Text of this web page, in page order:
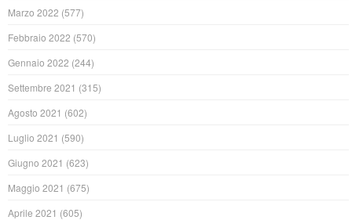
Marzo 2022 (577)
Febbraio 2022 (570)
Gennaio 2022 (244)
Settembre 2021 (315)
Agosto 2021 (602)
Luglio 2021 (590)
Giugno 2021 (623)
Maggio 2021 (675)
Aprile 2021 (605)